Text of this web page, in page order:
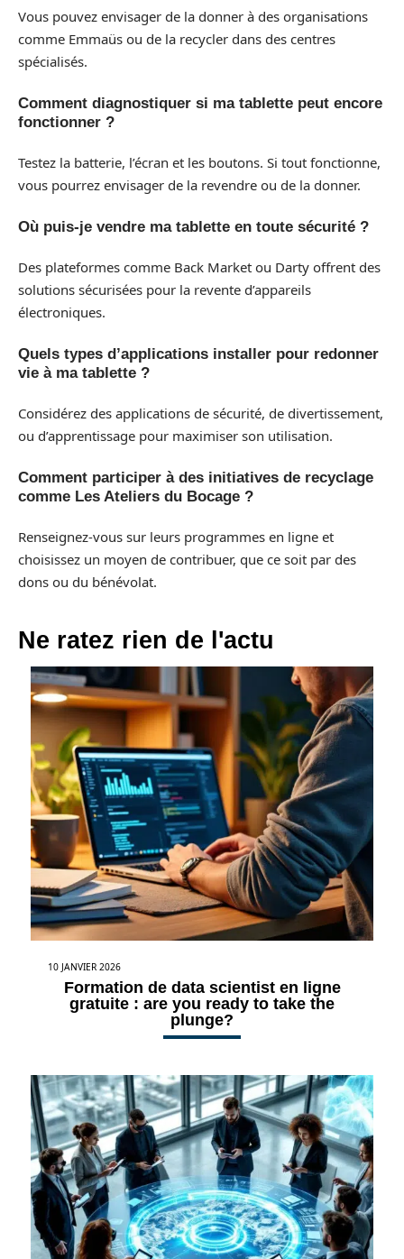
Vous pouvez envisager de la donner à des organisations
comme Emmaüs ou de la recycler dans des centres
spécialisés.
Comment diagnostiquer si ma tablette peut encore
fonctionner ?
Testez la batterie, l’écran et les boutons. Si tout fonctionne,
vous pourrez envisager de la revendre ou de la donner.
Où puis-je vendre ma tablette en toute sécurité ?
Des plateformes comme Back Market ou Darty offrent des
solutions sécurisées pour la revente d’appareils
électroniques.
Quels types d’applications installer pour redonner
vie à ma tablette ?
Considérez des applications de sécurité, de divertissement,
ou d’apprentissage pour maximiser son utilisation.
Comment participer à des initiatives de recyclage
comme Les Ateliers du Bocage ?
Renseignez-vous sur leurs programmes en ligne et
choisissez un moyen de contribuer, que ce soit par des
dons ou du bénévolat.
Ne ratez rien de l'actu
10 JANVIER 2026
Formation de data scientist en ligne
gratuite : are you ready to take the
plunge?